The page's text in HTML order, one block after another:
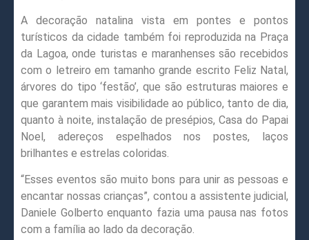
A decoração natalina vista em pontes e pontos
turísticos da cidade também foi reproduzida na Praça
da Lagoa, onde turistas e maranhenses são recebidos
com o letreiro em tamanho grande escrito Feliz Natal,
árvores do tipo ‘festão’, que são estruturas maiores e
que garantem mais visibilidade ao público, tanto de dia,
quanto à noite, instalação de presépios, Casa do Papai
Noel, adereços espelhados nos postes, laços
brilhantes e estrelas coloridas.
“Esses eventos são muito bons para unir as pessoas e
encantar nossas crianças”, contou a assistente judicial,
Daniele Golberto enquanto fazia uma pausa nas fotos
com a família ao lado da decoração.